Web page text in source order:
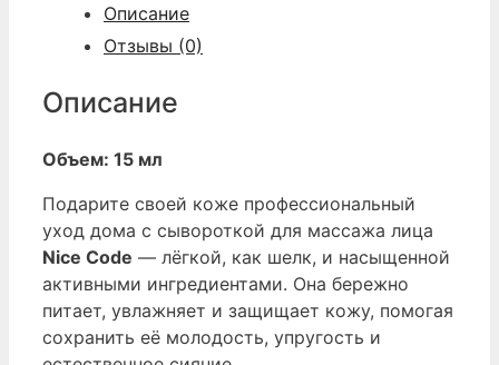
Описание
Отзывы (0)
Описание
Объем: 15 мл
Подарите своей коже профессиональный
уход дома с сывороткой для массажа лица
Nice Code — лёгкой, как шелк, и насыщенной
активными ингредиентами. Она бережно
питает, увлажняет и защищает кожу, помогая
сохранить её молодость, упругость и